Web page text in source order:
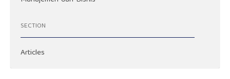
SECTION
Articles